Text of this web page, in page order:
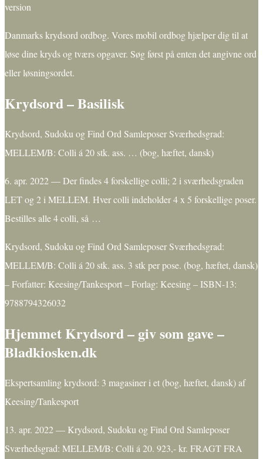
version
Danmarks krydsord ordbog. Vores mobil ordbog hjælper dig til at
løse dine kryds og tværs opgaver. Søg først på enten det angivne ord
eller løsningsordet.
Krydsord – Basilisk
Krydsord, Sudoku og Find Ord Samleposer Sværhedsgrad:
MELLEM/B: Colli á 20 stk. ass. … (bog, hæftet, dansk)
6. apr. 2022 — Der findes 4 forskellige colli; 2 i sværhedsgraden
LET og 2 i MELLEM. Hver colli indeholder 4 x 5 forskellige poser.
Bestilles alle 4 colli, så …
Krydsord, Sudoku og Find Ord Samleposer Sværhedsgrad:
MELLEM/B: Colli á 20 stk. ass. 3 stk per pose. (bog, hæftet, dansk)
– Forfatter: Keesing/Tankesport – Forlag: Keesing – ISBN-13:
9788794326032
Hjemmet Krydsord – giv som gave –
Bladkiosken.dk
Ekspertsamling krydsord: 3 magasiner i et (bog, hæftet, dansk) af
Keesing/Tankesport
13. apr. 2022 — Krydsord, Sudoku og Find Ord Samleposer
Sværhedsgrad: MELLEM/B: Colli á 20. 923,- kr. FRAGT FRA